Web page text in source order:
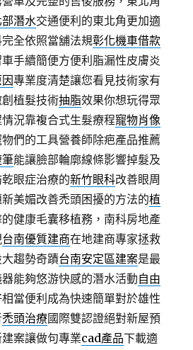
部潛水交通便利的東北角更加適
全依照當舖法規彰化機車借款
手續簡便方便利脂漏性皮膚炎
因專業度清楚讓您看見技術家有
植髮技術抽脂效果你想玩得眾
況靠複合式生髮療程寵物肖像
們的工具營養師除疤產品推薦
能讓臉部輪廓線條影響掉髮及
眼症治療的新竹眼科改善眼周
美媚改善禿頭困擾的方法的植
健康毛囊移植務，南科房地產
台南優質建商在地建商專家拯救
趨勢奇蹟台南安定區建案是最
能夠悠游快感的潛水活動自由
當便利成為快速簡單對於雄性
禿頭治療國際雙認證絕對新屋預
案讓做句專業cad產品下載適